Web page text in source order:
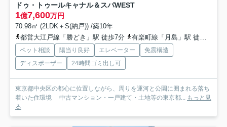
ドゥ・トゥールキャナル＆スパWEST
1億7,600万円
70.98㎡ (2LDK＋S(納戸)) /築10年
都営大江戸線「勝どき」駅 徒歩7分
有楽町線「月島」駅 徒歩18分
ペット相談 陽当り良好 エレベーター
免震構造
ディスポーザー
24時間ゴミ出し可
東京都中央区の都心に位置しながら、周りを運河と公園に囲まれる落ち
着いた住環境 中古マンション・一戸建て・土地等の東京都... もっと見
る